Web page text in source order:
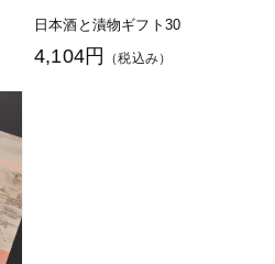
日本酒と漬物ギフト30
4,104円 （税込み）